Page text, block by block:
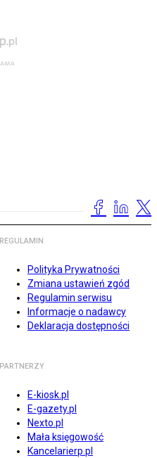
REGULAMIN
Polityka Prywatności
Zmiana ustawień zgód
Regulamin serwisu
Informacje o nadawcy
Deklaracja dostępności
PARTNERZY
E-kiosk.pl
E-gazety.pl
Nexto.pl
Mała księgowość
Kancelarierp.pl